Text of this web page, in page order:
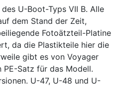
U-Boot-Typs VII B. Alle
dem Stand der Zeit,
Fotoätzteil-Platine
da die Plastikteile hier die
gibt es von Voyager
PE-Satz für das Modell.
U-47, U-48 und U-